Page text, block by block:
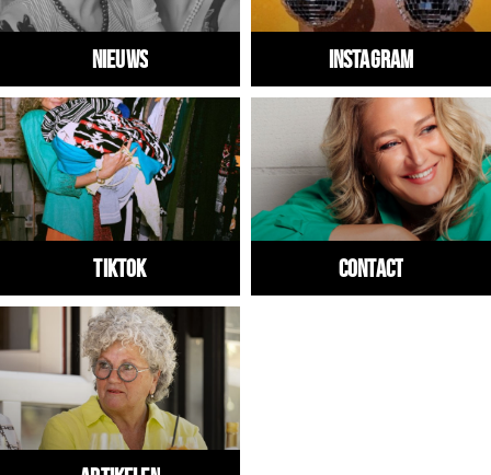
Nieuws Instagram
Tiktok Contact